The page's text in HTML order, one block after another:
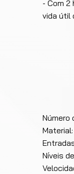
- Com 2
vida útil
Número
Níveis